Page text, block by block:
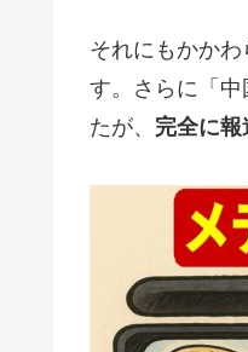
それにもかか
す。さらに「
たが、 完全に報